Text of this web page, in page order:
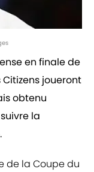
en finale de
joueront
obtenu
la
de la Coupe du